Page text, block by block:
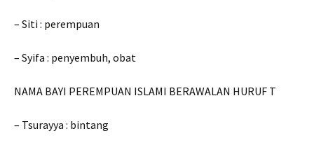
– Siti : perempuan
– Syifa : penyembuh, obat
NAMA BAYI PEREMPUAN ISLAMI BERAWALAN HURUF T
– Tsurayya : bintang